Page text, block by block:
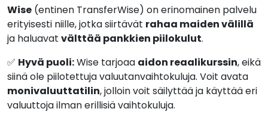
Wise (entinen TransferWise) on erinomainen palvelu
erityisesti niille, jotka siirtävät rahaa maiden välillä
ja haluavat välttää pankkien piilokulut.
✅ Hyvä puoli:Wise tarjoaa aidon reaalikurssin, eikä
siinä ole piilotettuja valuutanvaihtokuluja. Voit avata
monivaluuttatilin, jolloin voit säilyttää ja käyttää eri
valuuttoja ilman erillisiä vaihtokuluja.